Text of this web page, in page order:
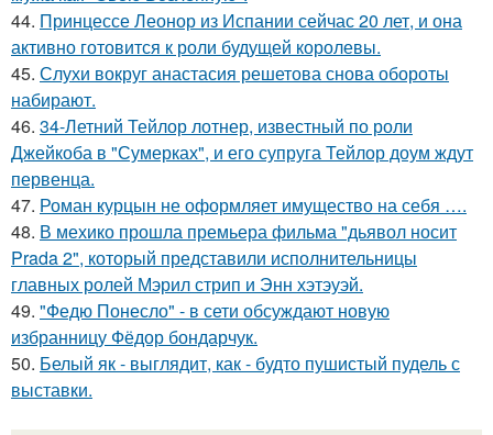
44. Принцессе Леонор из Испании сейчас 20 лет, и она
активно готовится к роли будущей королевы.
45. Слухи вокруг анастасия решетова снова обороты
набирают.
46. 34-Летний Тейлор лотнер, известный по роли
Джейкоба в "Сумерках", и его супруга Тейлор доум ждут
первенца.
47. Роман курцын не оформляет имущество на себя ….
48. В мехико прошла премьера фильма "дьявол носит
Prada 2", который представили исполнительницы
главных ролей Мэрил стрип и Энн хэтэуэй.
49. "Федю Понесло" - в сети обсуждают новую
избранницу Фёдор бондарчук.
50. Белый як - выглядит, как - будто пушистый пудель с
выставки.